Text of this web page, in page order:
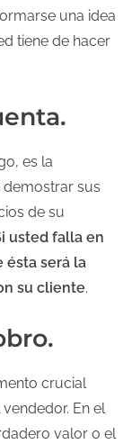
una idea
tiene de hacer
es la
sus
de su
usted falla en
ésta será la
su cliente.
crucial
En el
valor o el